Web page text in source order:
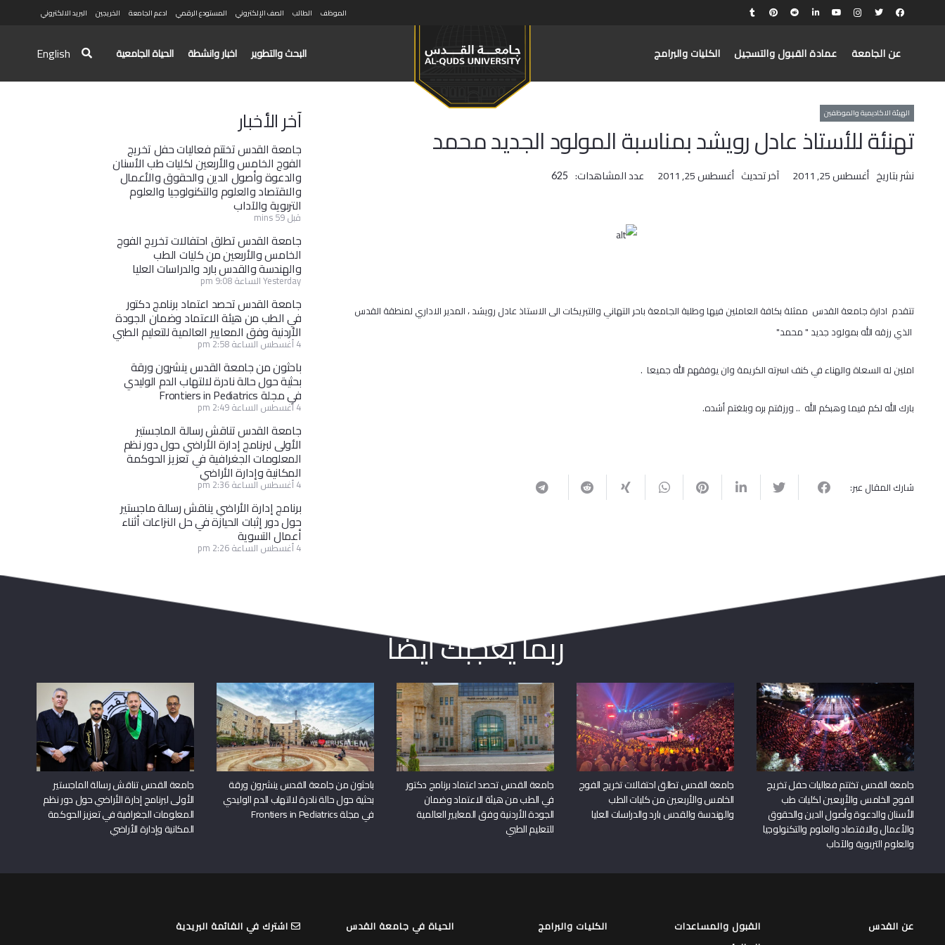
الموظف الطالب الصف الإلكتروني المستودع الرقمي ادعم الجامعة الخريجين البريد الالكتروني
عن الجامعة عمادة القبول والتسجيل الكليات والبرامج البحث والتطوير اخبار وانشطة الحياة الجامعية English
الهيئة الاكاديمية والموظفين
تهنئة للأستاذ عادل رويشد بمناسبة المولود الجديد محمد
نشر بتاريخ أغسطس 25, 2011 آخر تحديث أغسطس 25, 2011 عدد المشاهدات: 625
تتقدم ادارة جامعة القدس ممثلة بكافة العاملين فيها وطلبة الجامعة باحر التهاني والتبريكات الى الاستاذ عادل رويشد ، المدير الاداري لمنطقة القدس
الذي رزقه الله بمولود جديد " محمد"
املين له السعاة والهناء في كنف اسرته الكريمة وان يوفقهم الله جميعا .
بارك الله لكم فيما وهبكم الله .. ورزقتم بره وبلغتم أشده.
شارك المقال عبر:
آخر الأخبار
جامعة القدس تختتم فعاليات حفل تخريج
الفوج الخامس والأربعين لكليات طب الأسنان
والدعوة وأصول الدين والحقوق والأعمال
والاقتصاد والعلوم والتكنولوجيا والعلوم
التربوية والآداب
قبل 59 mins
جامعة القدس تطلق احتفالات تخريج الفوج
الخامس والأربعين من كليات الطب
والهندسة والقدس بارد والدراسات العليا
Yesterday الساعة 9:08 pm
جامعة القدس تحصد اعتماد برنامج دكتور
في الطب من هيئة الاعتماد وضمان الجودة
الأردنية وفق المعايير العالمية للتعليم الطبي
4 أغسطس الساعة 2:58 pm
باحثون من جامعة القدس ينشرون ورقة
بحثية حول حالة نادرة لالتهاب الدم الوليدي
في مجلة Frontiers in Pediatrics
4 أغسطس الساعة 2:49 pm
جامعة القدس تناقش رسالة الماجستير
الأولى لبرنامج إدارة الأراضي حول دور نظم
المعلومات الجغرافية في تعزيز الحوكمة
المكانية وإدارة الأراضي
4 أغسطس الساعة 2:36 pm
برنامج إدارة الأراضي يناقش رسالة ماجستير
حول دور إثبات الحيازة في حل النزاعات أثناء
أعمال التسوية
4 أغسطس الساعة 2:26 pm
ربما يعجبك أيضا
جامعة القدس تختتم فعاليات حفل تخريج
الفوج الخامس والأربعين لكليات طب
الأسنان والدعوة وأصول الدين والحقوق
والأعمال والاقتصاد والعلوم والتكنولوجيا
والعلوم التربوية والآداب
جامعة القدس تطلق احتفالات تخريج الفوج
الخامس والأربعين من كليات الطب
والهندسة والقدس بارد والدراسات العليا
جامعة القدس تحصد اعتماد برنامج دكتور
في الطب من هيئة الاعتماد وضمان
الجودة الأردنية وفق المعايير العالمية
للتعليم الطبي
باحثون من جامعة القدس ينشرون ورقة
بحثية حول حالة نادرة لالتهاب الدم الوليدي
في مجلة Frontiers in Pediatrics
جامعة القدس تناقش رسالة الماجستير
الأولى لبرنامج إدارة الأراضي حول دور نظم
المعلومات الجغرافية في تعزيز الحوكمة
المكانية وإدارة الأراضي
عن القدس
القبول والمساعدات
الكليات والبرامج الحياة في جامعة القدس اشترك في القائمة البريدية